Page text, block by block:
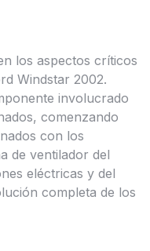
los aspectos críticos
Windstar 2002.
involucrado
comenzando
con los
de ventilador del
eléctricas y del
completa de los